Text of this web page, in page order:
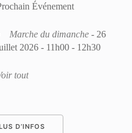
Événement
Marche du dimanche - 26
2026 - 11h00 - 12h30
tout
D’INFOS